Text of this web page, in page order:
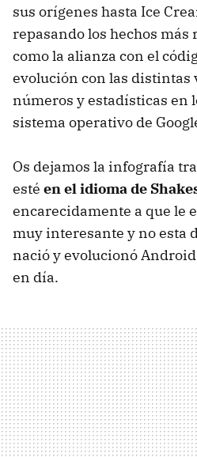
sus orígenes hasta Ice
repasando los hechos
como la alianza con el
evolución con las distintas
números y estadísticas en
sistema operativo de
Os dejamos la infografía
esté en el idioma de
encarecidamente a que le
muy interesante y no esta
nació y evolucionó
en día.